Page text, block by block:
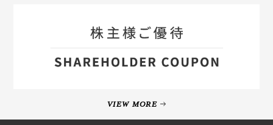
VIEW MORE